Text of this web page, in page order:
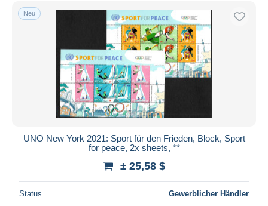
Neu
UNO New York 2021: Sport für den Frieden, Block, Sport
for peace, 2x sheets, **
± 25,58 $
Status Gewerblicher Händler